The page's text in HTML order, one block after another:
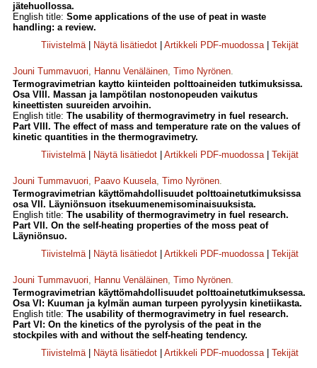
jätehuollossa.
English title: Some applications of the use of peat in waste
handling: a review.
Tiivistelmä| Näytä lisätiedot Artikkeli PDF-muodossa| Tekijät
Jouni Tummavuori, Hannu Venäläinen, Timo Nyrönen.
Termogravimetrian kaytto kiinteiden polttoaineiden tutkimuksissa.
Osa VIII. Massan ja lampötilan nostonopeuden vaikutus
kineettisten suureiden arvoihin.
English title: The usability of thermogravimetry in fuel research.
Part VIII. The effect of mass and temperature rate on the values of
kinetic quantities in the thermogravimetry.
Tiivistelmä| Näytä lisätiedot Artikkeli PDF-muodossa| Tekijät
Jouni Tummavuori, Paavo Kuusela, Timo Nyrönen.
Termogravimetrian käyttömahdollisuudet polttoainetutkimuksissa
osa VII. Läyniönsuon itsekuumenemisominaisuuksista.
English title: The usability of thermogravimetry in fuel research.
Part VII. On the self-heating properties of the moss peat of
Läyniönsuo.
Tiivistelmä| Näytä lisätiedot Artikkeli PDF-muodossa| Tekijät
Jouni Tummavuori, Hannu Venäläinen, Timo Nyrönen.
Termogravimetrian käyttömahdollisuudet polttoainetutkimuksessa.
Osa VI: Kuuman ja kylmän auman turpeen pyrolyysin kinetiikasta.
English title: The usability of thermogravimetry in fuel research.
Part VI: On the kinetics of the pyrolysis of the peat in the
stockpiles with and without the self-heating tendency.
Tiivistelmä| Näytä lisätiedot Artikkeli PDF-muodossa| Tekijät